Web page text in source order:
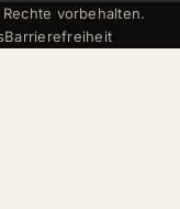
vorbehalten.
Barrierefreiheit